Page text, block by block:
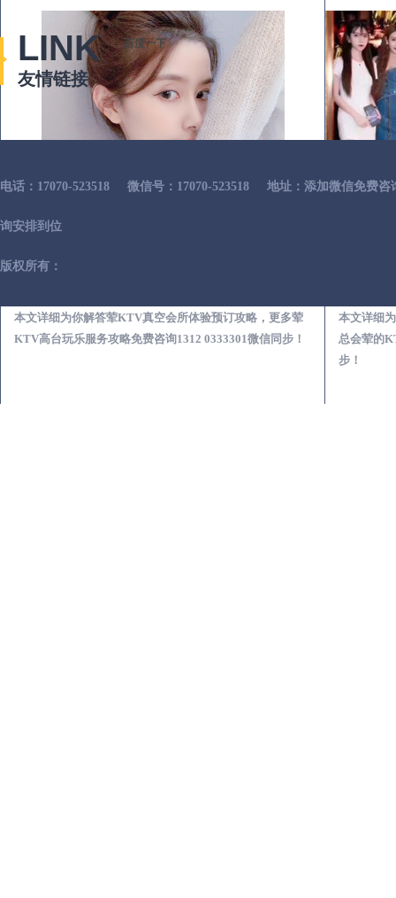
本文详细为你解答荤KTV真空会所体验预订攻略，更多荤
KTV高台玩乐服务攻略免费咨询1312 0333301微信同步！
本文详细
总会荤的
步！
LINK
友情链接
百度一下
电话：17070-523518 微信号：17070-523518 地址：添加微信免费
询安排到位
版权所有：